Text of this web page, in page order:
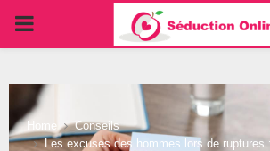
PRIMARY
Home
Conseils
Les excuses des hommes lors de ruptures